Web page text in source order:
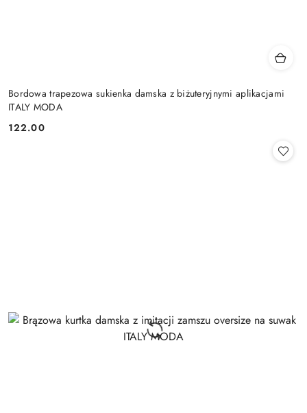
Bordowa trapezowa sukienka damska z biżuteryjnymi aplikacjami
ITALY MODA
Cena:
122.00